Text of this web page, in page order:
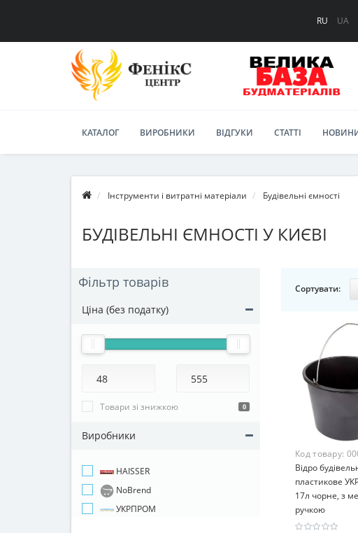
RU UA
КАТАЛОГ ВИРОБНИКИ ВІДГУКИ СТАТТІ
Інструменти і витратні матеріали Будівельні ємності
БУДІВЕЛЬНІ ЄМНОСТІ У КИЄВІ
Фільтр товарів
Ціна (без податку)
Товари зі знижкою 0
Виробники
HAISSER
NoBrend
УКРПРОМ
Сортувати:
Код товару:
Відро
пластикове
17л чорне, з
ручкою